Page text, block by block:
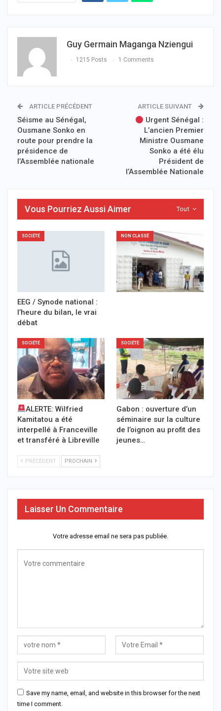
Guy Germain Maganga Nziengui
1215 Posts 1 Comments
ARTICLE PRÉCÉDENT
Séisme au Sénégal,
Ousmane Sonko en
route pour prendre la
présidence de
l’Assemblée nationale
ARTICLE SUIVANT
Urgent Sénégal :
L’ancien Premier
Ministre Ousmane
Sonko a été élu
Président de
l’Assemblée Nationale
Tout
Vous Pourriez Aussi Aimer
SOCIÉTÉ
EEG / Synode national :
l’heure du bilan, le vrai
débat
NON CLASSÉ
SOCIÉTÉ
ALERTE: Wilfried
Kamitatou a été
interpellé à Franceville
et transféré à Libreville
SOCIÉTÉ
Gabon : ouverture d’un
séminaire sur la culture
de l’oignon au profit des
jeunes…
PRÉCÉDENT PROCHAIN
Laisser Un Commentaire
Votre adresse email ne sera pas publiée.
Save my name, email, and website in this browser for the next
time I comment.